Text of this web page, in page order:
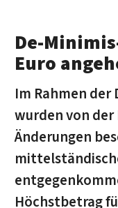
De-
Euro
Im Rahmen
wurden von der
Änderungen
Höchstbetrag